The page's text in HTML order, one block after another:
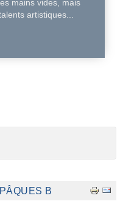
mains vides, mais
artistiques...
B